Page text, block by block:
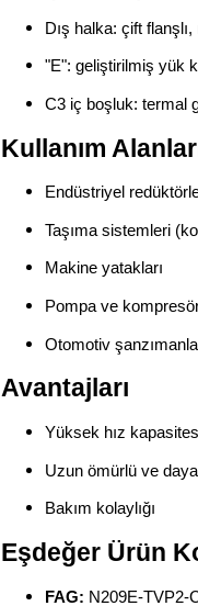
Dış halka: çift
"E": geliştirilmiş yük
C3 iç boşluk: termal
Kullanım
Endüstriyel
Taşıma sistemleri
Makine yatakları
Pompa ve
Otomotiv
Avantajları
Yüksek hız
Uzun ömürlü ve
Bakım kolaylığı
Eşdeğer Ürün
FAG: